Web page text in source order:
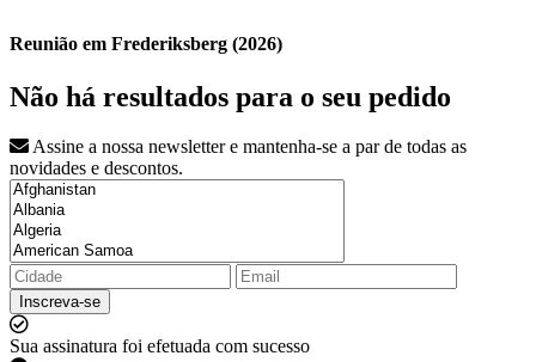
Reunião em Frederiksberg (2026)
Não há resultados para o seu pedido
Assine a nossa newsletter e mantenha-se a par de todas as
novidades e descontos.
Inscreva-se
Sua assinatura foi efetuada com sucesso